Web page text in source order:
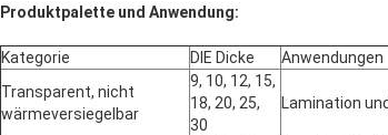
Produktpalette und Anwendung:
Kategorie DIE Dicke
Anwendungen
Transparent, nicht
wärmeversiegelbar
9, 10, 12, 15,
18, 20, 25,
30
Lamination